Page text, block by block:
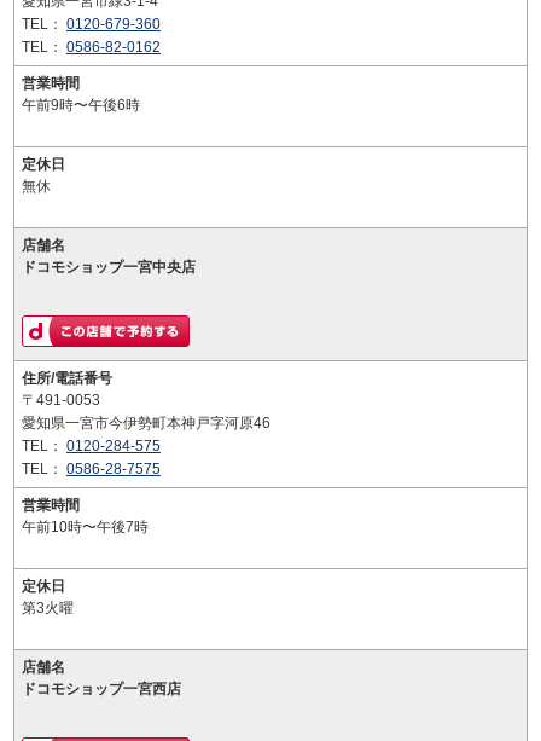
TEL： 0120-679-360
TEL： 0586-82-0162
営業時間
午前9時〜午後6時
定休日
無休
店舗名
ドコモショップ一宮中央店
住所/電話番号
〒491-0053
愛知県一宮市今伊勢町本神戸字河原46
TEL： 0120-284-575
TEL： 0586-28-7575
営業時間
午前10時〜午後7時
定休日
第3火曜
店舗名
ドコモショップ一宮西店